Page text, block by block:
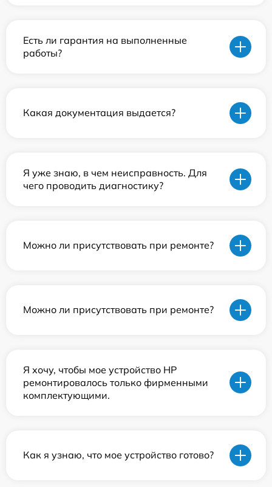
Есть ли гарантия на выполненные
работы?
Какая документация выдается?
Я уже знаю, в чем неисправность. Для
чего проводить диагностику?
Можно ли присутствовать при ремонте?
Можно ли присутствовать при ремонте?
Я хочу, чтобы мое устройство HP
ремонтировалось только фирменными
комплектующими.
Как я узнаю, что мое устройство готово?